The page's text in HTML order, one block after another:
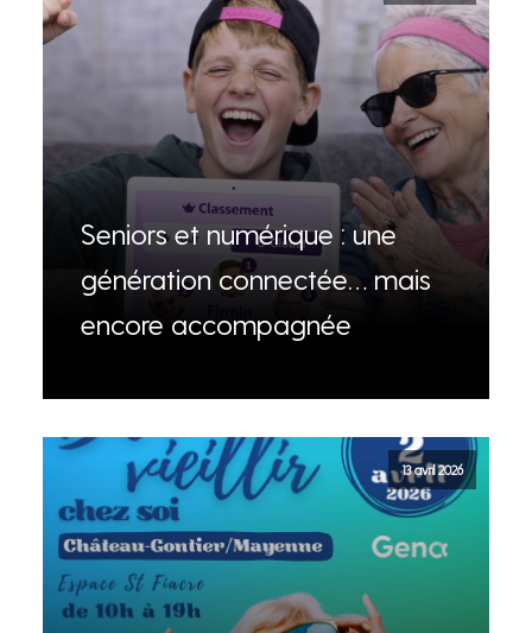
Seniors et numérique : une
génération connectée… mais
encore accompagnée
13 avril 2026